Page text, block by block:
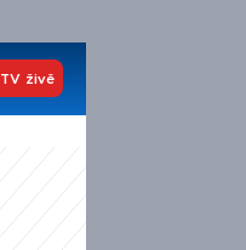
TV živě